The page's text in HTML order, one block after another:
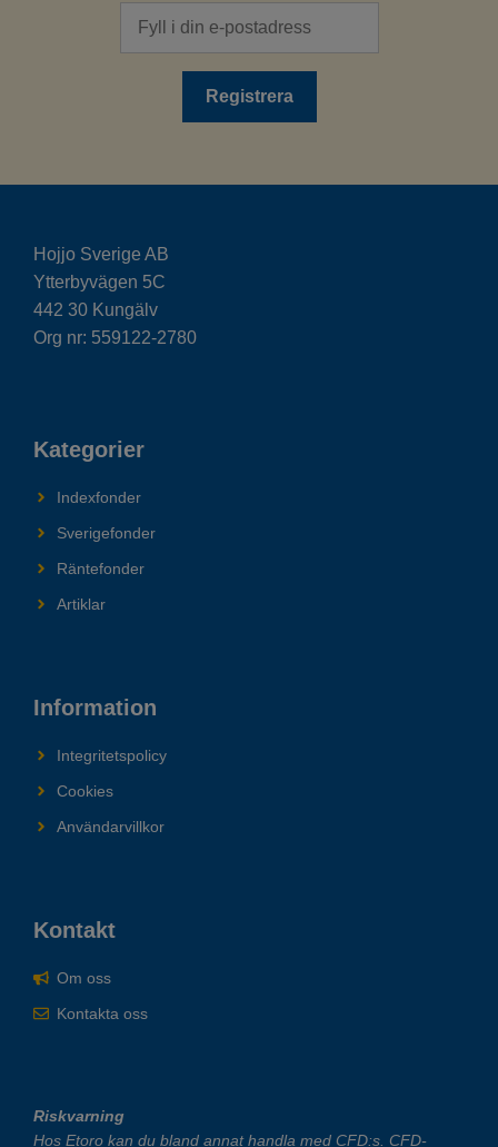
Hojjo Sverige AB
Ytterbyvägen 5C
442 30 Kungälv
Org nr: 559122-2780
Kategorier
Indexfonder
Sverigefonder
Räntefonder
Artiklar
Information
Integritetspolicy
Cookies
Användarvillkor
Kontakt
Om oss
Kontakta oss
Riskvarning
Hos Etoro kan du bland annat handla med CFD:s. CFD-